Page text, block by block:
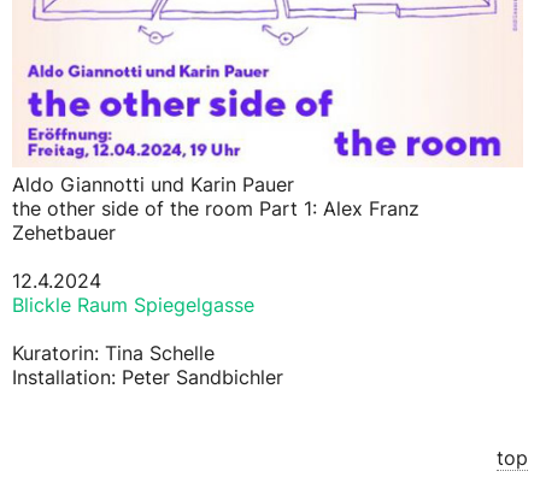
Aldo Giannotti und Karin Pauer
the other side of the room Part 1: Alex Franz
Zehetbauer
12.4.2024
Blickle Raum Spiegelgasse
Kuratorin: Tina Schelle
Installation: Peter Sandbichler
top